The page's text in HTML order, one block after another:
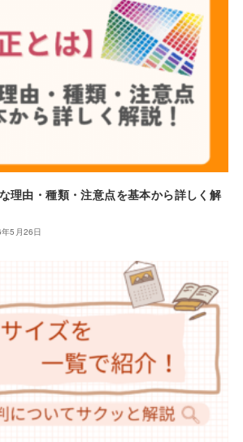
理由・種類・注意点を基本から詳しく解
5月26日